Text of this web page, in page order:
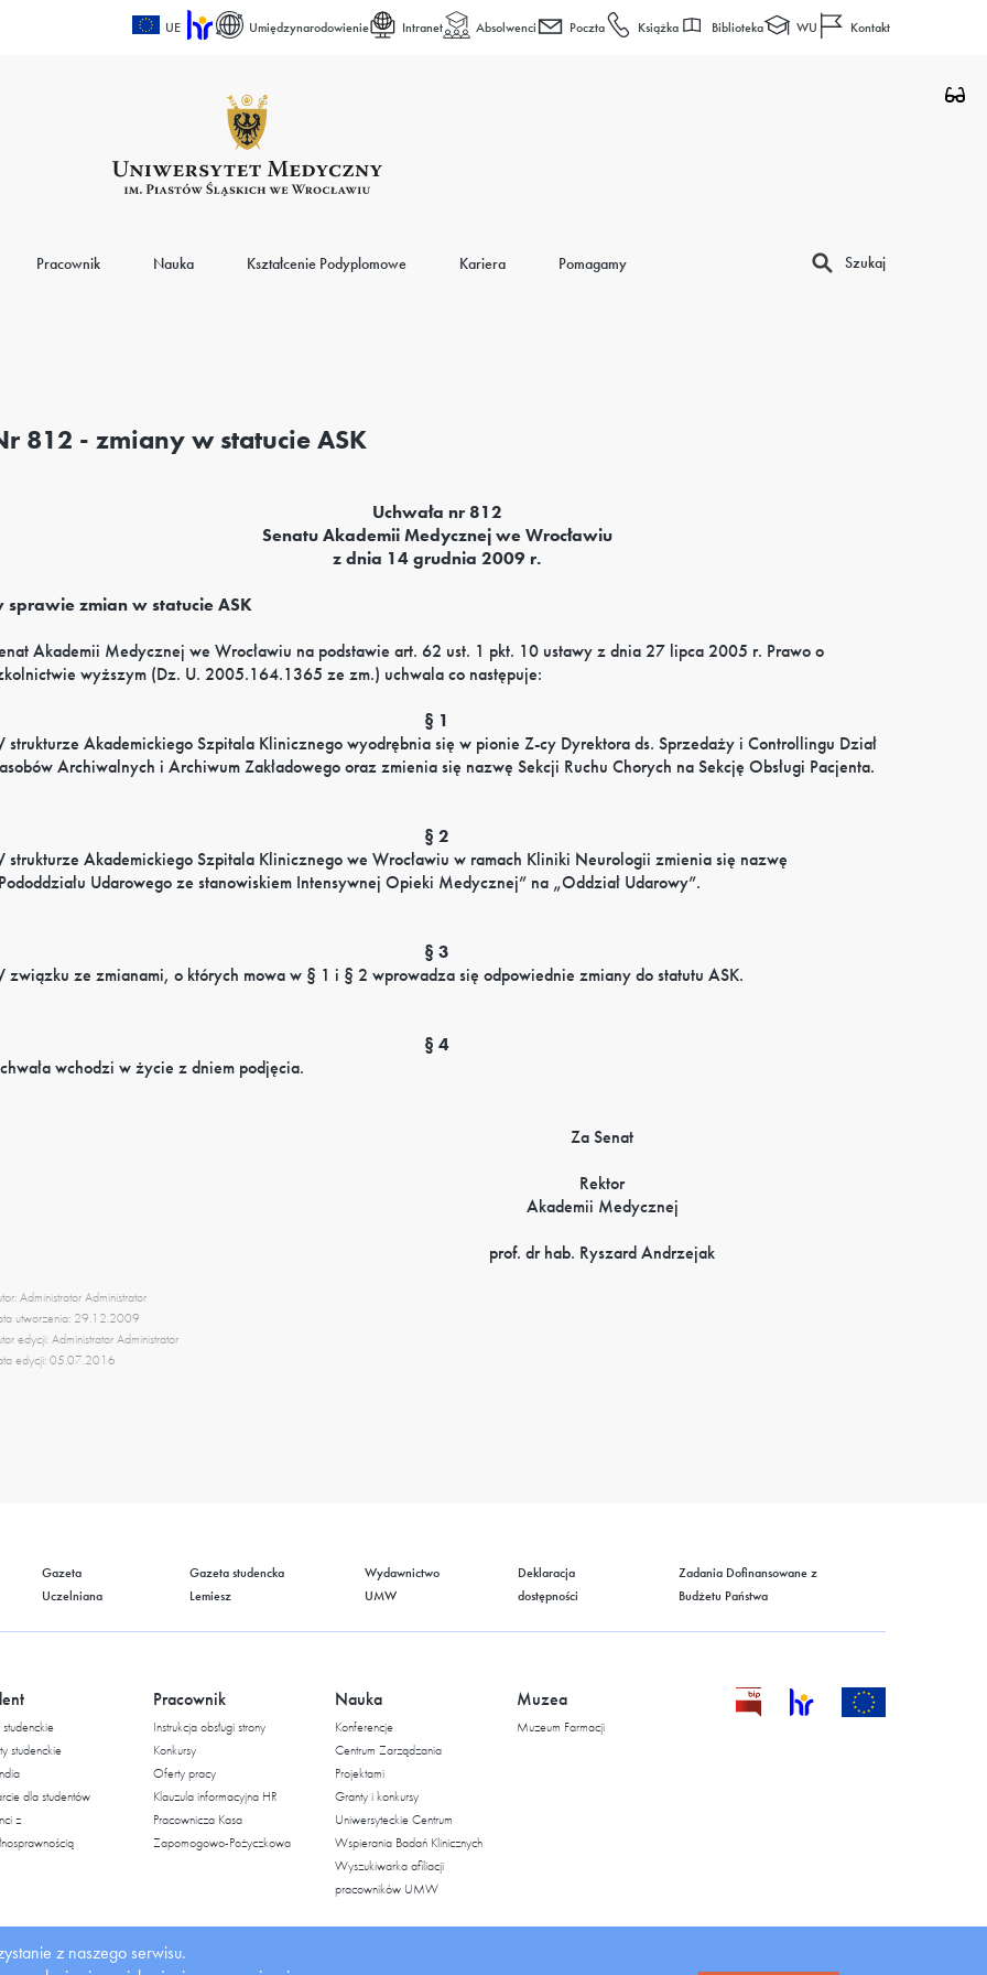
UE Umiędzynarodowienie Intranet Absolwenci Poczta Książka Biblioteka WU Kontakt
Pracownik Nauka Kształcenie Podyplomowe Kariera Pomagamy Szukaj
812 - zmiany w statucie ASK
Uchwała nr 812
Senatu Akademii Medycznej we Wrocławiu
z dnia 14 grudnia 2009 r.
sprawie zmian w statucie ASK
Akademii Medycznej we Wrocławiu na podstawie art. 62 ust. 1 pkt. 10 ustawy z dnia 27 lipca 2005 r. Prawo o
wyższym (Dz. U. 2005.164.1365 ze zm.) uchwala co następuje:
§ 1
strukturze Akademickiego Szpitala Klinicznego wyodrębnia się w pionie Z-cy Dyrektora ds. Sprzedaży i Controllingu Dział
Archiwalnych i Archiwum Zakładowego oraz zmienia się nazwę Sekcji Ruchu Chorych na Sekcję Obsługi Pacjenta.
§ 2
strukturze Akademickiego Szpitala Klinicznego we Wrocławiu w ramach Kliniki Neurologii zmienia się nazwę
Udarowego ze stanowiskiem Intensywnej Opieki Medycznej” na „Oddział Udarowy”.
§ 3
związku ze zmianami, o których mowa w § 1 i § 2 wprowadza się odpowiednie zmiany do statutu ASK.
§ 4
wchodzi w życie z dniem podjęcia.
Za Senat
Rektor
Akademii Medycznej
prof. dr hab. Ryszard Andrzejak
Administrator Administrator
utworzenia: 29.12.2009
edycji: Administrator Administrator
edycji: 05.07.2016
Gazeta
Uczelniana
Gazeta studencka
Lemiesz
Wydawnictwo
UMW
Deklaracja
dostępności
Zadania Dofinansowane z
Budżetu Państwa
studenckie
dla studentów
z
Pracownik
Instrukcja obsługi strony
Konkursy
Oferty pracy
Klauzula informacyjna HR
Pracownicza Kasa
Zapomogowo-Pożyczkowa
Nauka
Konferencje
Centrum Zarządzania
Projektami
Granty i konkursy
Uniwersyteckie Centrum
Wspierania Badań Klinicznych
Wyszukiwarka afiliacji
pracowników UMW
Muzea
Muzeum Farmacji
z naszego serwisu.